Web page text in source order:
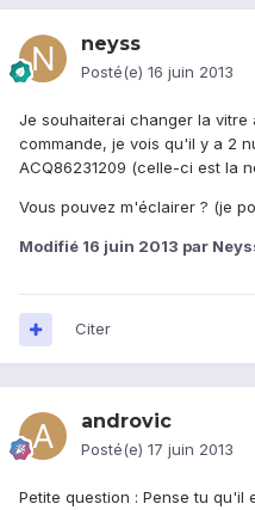
neyss
Posté(e) 16 juin 2013
Je souhaiterai changer la vitre
commande, je vois qu'il y a 2
ACQ86231209 (celle-ci est la
Vous pouvez m'éclairer ? (je
Modifié 16 juin 2013 par
Citer
androvic
Posté(e) 17 juin 2013
Petite question : Pense tu qu'il